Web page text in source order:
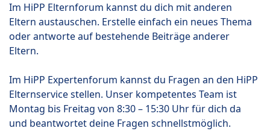
Im HiPP Elternforum kannst du dich mit anderen
Eltern austauschen. Erstelle einfach ein neues Thema
oder antworte auf bestehende Beiträge anderer
Eltern.
Im HiPP Expertenforum kannst du Fragen an den HiPP
Elternservice stellen. Unser kompetentes Team ist
Montag bis Freitag von 8:30 – 15:30 Uhr für dich da
und beantwortet deine Fragen schnellstmöglich.